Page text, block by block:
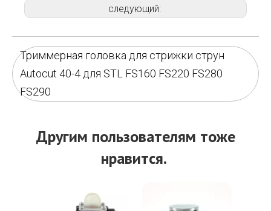
следующий:
Триммерная головка для стрижки струн
Autocut 40-4 для STL FS160 FS220 FS280
FS290
Другим пользователям тоже
нравится.